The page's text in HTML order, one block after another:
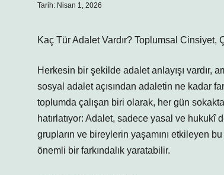
Tarih: Nisan 1, 2026
Kaç Tür Adalet Vardır? Toplumsal
Herkesin bir şekilde adalet anlayışı vardır,
sosyal adalet açısından adaletin ne kadar
toplumda çalışan biri olarak, her gün
hatırlatıyor: Adalet, sadece yasal ve
grupların ve bireylerin yaşamını etkileyen
önemli bir farkındalık yaratabilir.